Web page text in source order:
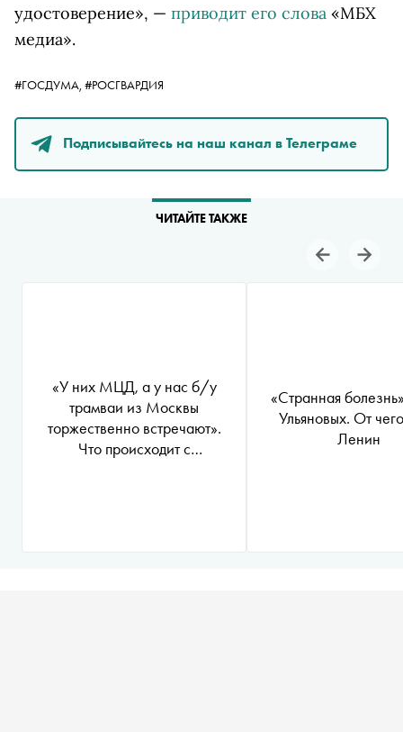
удостоверение», — приводит его слова «МБХ
медиа».
#ГОСДУМА, #РОСГВАРДИЯ
Подписывайтесь на наш канал в Телеграме
ЧИТАЙТЕ ТАКЖЕ
«У них МЦД, а у нас б/у
трамваи из Москвы
торжественно встречают».
Что происходит с
«Странная
Ульяновых. От
Ленин